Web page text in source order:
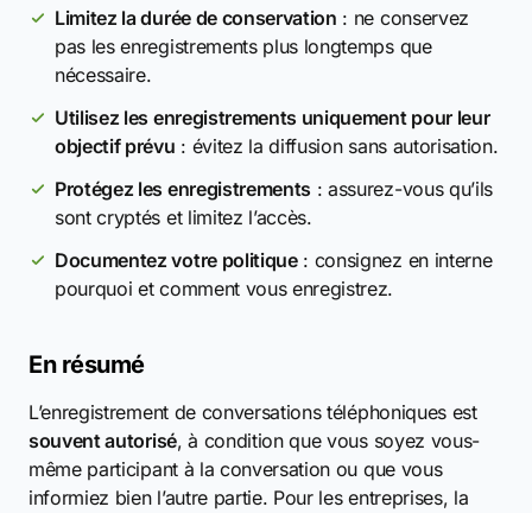
Limitez la durée de conservation : ne conservez
pas les enregistrements plus longtemps que
nécessaire.
Utilisez les enregistrements uniquement pour leur
objectif prévu : évitez la diffusion sans autorisation.
Protégez les enregistrements : assurez-vous qu’ils
sont cryptés et limitez l’accès.
Documentez votre politique: consignez en interne
pourquoi et comment vous enregistrez.
En résumé
L’enregistrement de conversations téléphoniques est
souvent autorisé, à condition que vous soyez vous-
même participant à la conversation ou que vous
informiez bien l’autre partie. Pour les entreprises, la